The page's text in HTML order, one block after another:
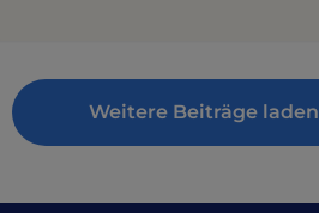
Weitere Beiträge laden